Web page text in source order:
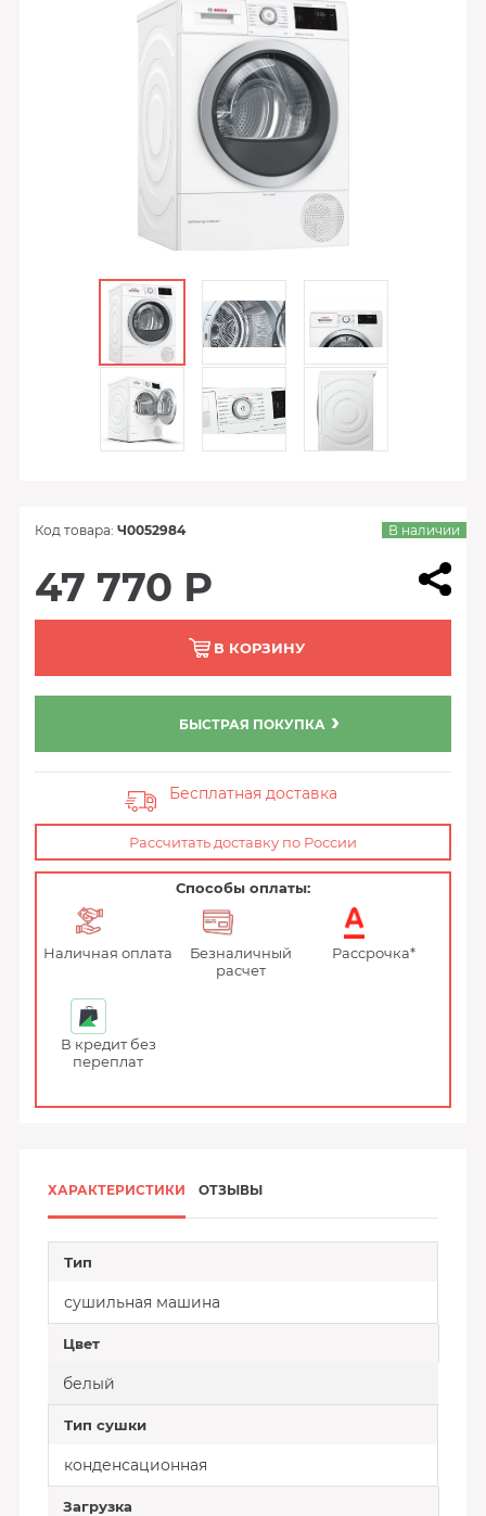
Код товара: Ч0052984 В наличии
47 770 Р
В КОРЗИНУ
БЫСТРАЯ ПОКУПКА
Бесплатная доставка
Рассчитать доставку по России
Способы оплаты:
Наличная оплата
Безналичный
расчет
Рассрочка*
В кредит без
переплат
ХАРАКТЕРИСТИКИ ОТЗЫВЫ
Тип
сушильная машина
Цвет
белый
Тип сушки
конденсационная
Загрузка